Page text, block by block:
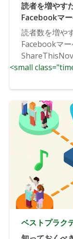
読者を増やす
Facebookマ
読者数を増や
Facebookマ
ス, ソーシャル
<small
ベストプラク